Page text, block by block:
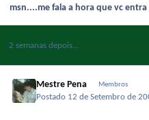
msn....me fala a hora que vc
2 semanas depois...
Mestre Pena Membros
Postado 12 de Setembro de